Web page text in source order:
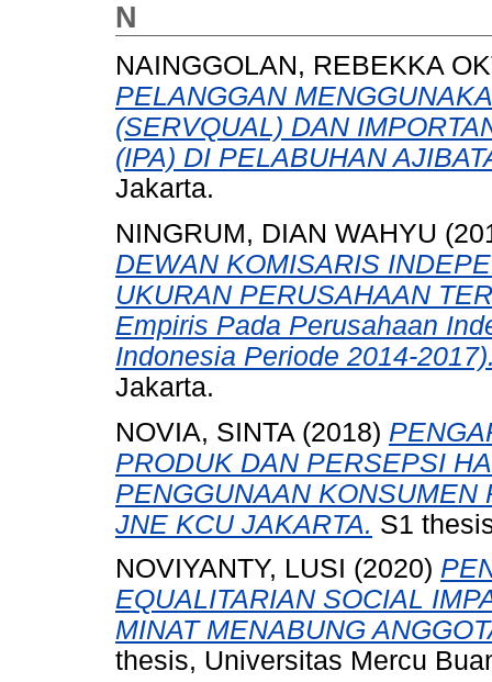
N
NAINGGOLAN, REBEKKA
PELANGGAN
(SERVQUAL) DAN
(IPA) DI PELABUHAN
Jakarta.
NINGRUM, DIAN WAHYU
DEWAN KOMISARIS
UKURAN PERUSAHAAN
Empiris Pada Perusahaan
Indonesia Periode 2014-
Jakarta.
NOVIA, SINTA (2018)
PRODUK DAN PERSEPSI
PENGGUNAAN KONSUMEN
JNE KCU JAKARTA. S1
NOVIYANTY, LUSI (2020)
EQUALITARIAN SOCIAL
MINAT MENABUNG
thesis, Universitas Mercu